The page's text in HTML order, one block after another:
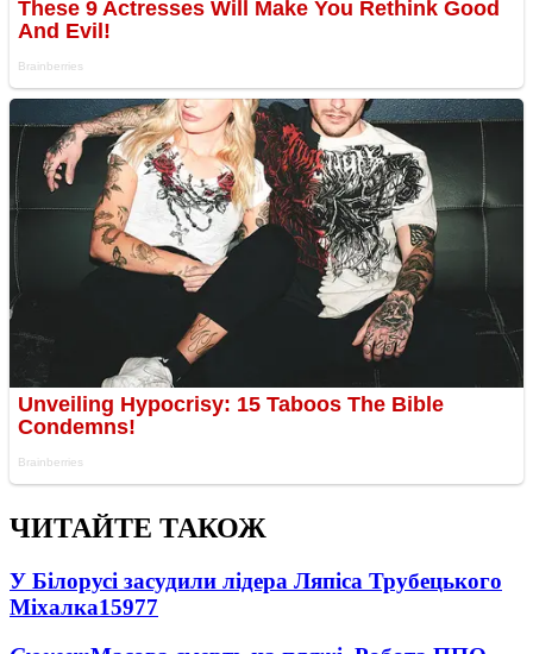
ЧИТАЙТЕ ТАКОЖ
У Білорусі засудили лідера Ляпіса Трубецького
Міхалка15977